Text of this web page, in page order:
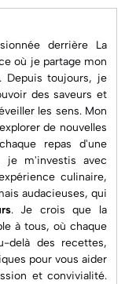
derrière La
où je partage mon
Depuis toujours, je
des saveurs et
les sens. Mon
de nouvelles
repas d'une
je m'investis avec
culinaire,
audacieuses, qui
. Je crois que la
à tous, où chaque
delà des recettes,
pour vous aider
et convivialité.